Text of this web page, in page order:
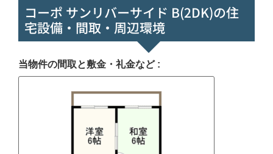
コーポ サンリバーサイド B(2DK)の住
宅設備・間取・周辺環境
当物件の間取と敷金・礼金など :